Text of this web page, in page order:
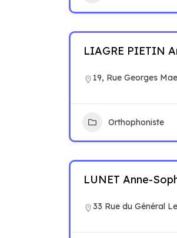
LIAGRE PIETIN
19, Rue Georges
Orthophoniste
LUNET Anne-
33 Rue du Général